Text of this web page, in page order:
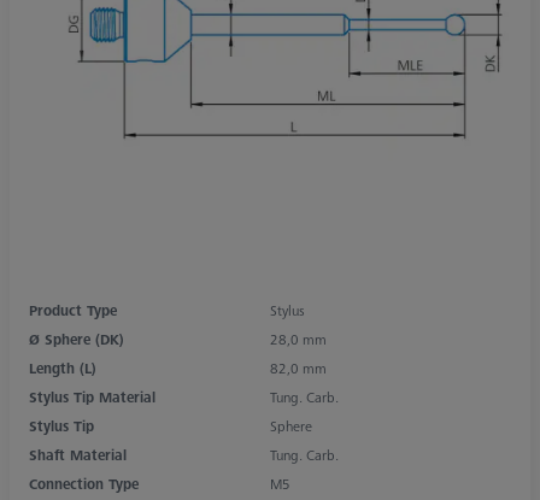
Product Type
Stylus
Ø Sphere (DK)
28,0 mm
Length (L)
82,0 mm
Stylus Tip Material
Tung. Carb.
Stylus Tip
Sphere
Shaft Material
Tung. Carb.
Connection Type
M5